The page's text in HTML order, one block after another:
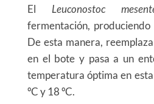
El Leuconostoc
fermentación,
De esta manera,
en el bote y pasa a un
temperatura óptima en
ºC y 18 ºC.